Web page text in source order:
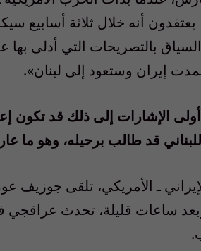
أنه خلال ثلاثة أسابيع
بالتصريحات التي أدلى بها
إيران وستعود إلى لبنان».
الإشارات إلى ذلك قد تكون
قد طالب برحيله، وهو
ـ الأمريكي، تلقى جوزيف
ساعات قليلة، تحدث